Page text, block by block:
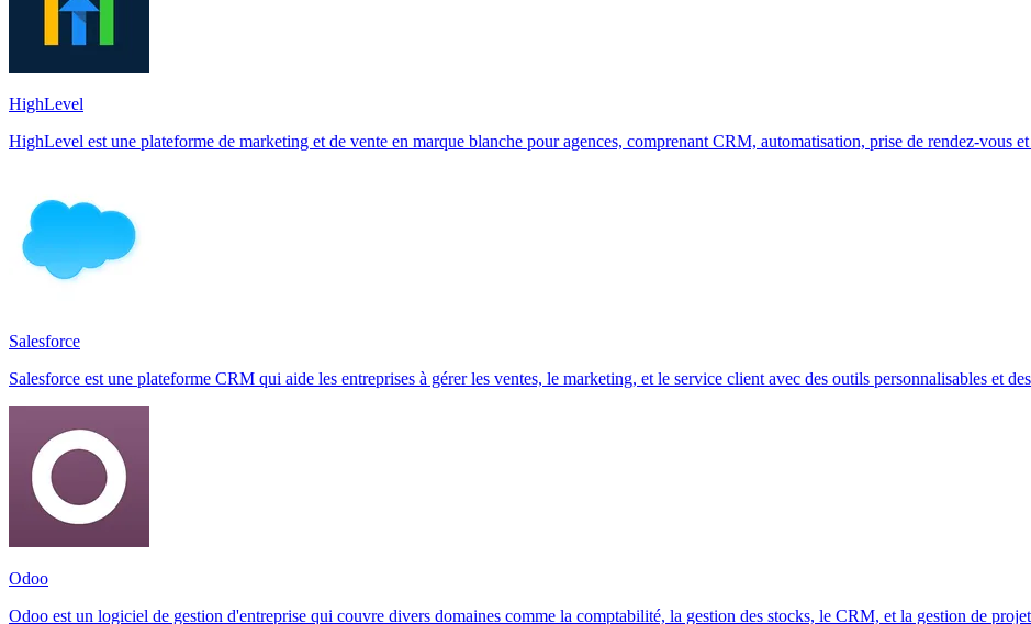
HighLevel
HighLevel est une plateforme de marketing et de vente en marque blanche pour agences, comprenant CRM, automatisation, prise de rendez-vous
Salesforce
Salesforce est une plateforme CRM qui aide les entreprises à gérer les ventes, le marketing, et le service client avec des outils personnalisables et
Odoo
Odoo est un logiciel de gestion d'entreprise qui couvre divers domaines comme la comptabilité, la gestion des stocks, le CRM, et la gestion de